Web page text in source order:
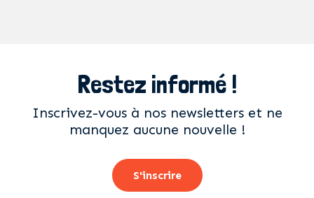
Restez informé !
Inscrivez-vous à nos newsletters et ne
manquez aucune nouvelle !
S'inscrire